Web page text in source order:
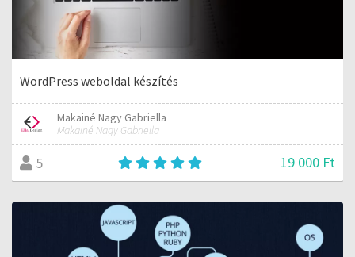
WordPress weboldal készítés
Makainé Nagy Gabriella
Makainé Nagy Gabriella
5 19 000 Ft